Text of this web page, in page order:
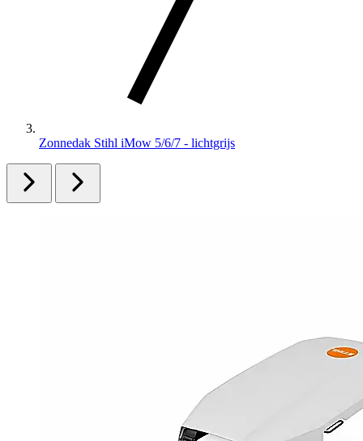
Zonnedak Stihl iMow 5/6/7 - lichtgrijs